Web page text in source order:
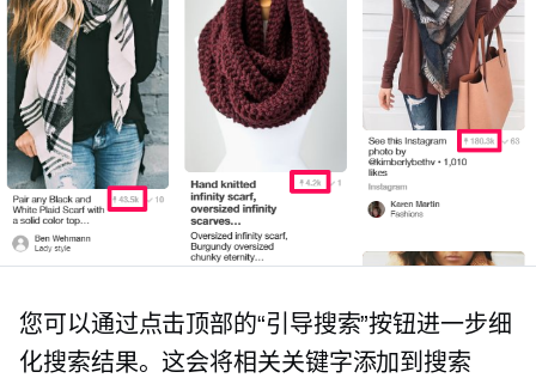
您可以通过点击顶部的“引导搜索”按钮进一步细
化搜索结果。这会将相关关键字添加到搜索